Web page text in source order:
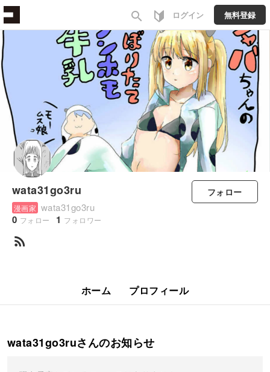
search ログイン 無料登録
wata31go3ru
漫画家 wata31go3ru
0 フォロー 1 フォロワー
フォロー
rss_feed
ホーム プロフィール
wata31go3ruさんのお知らせ